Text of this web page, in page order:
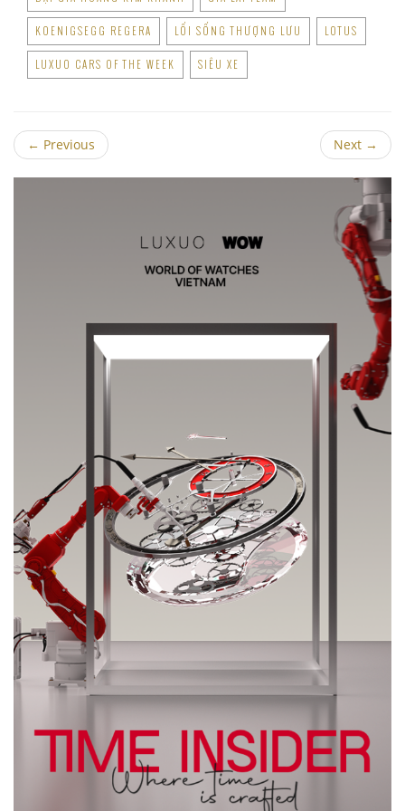
KOENIGSEGG REGERA LỐI SỐNG THƯỢNG LƯU LOTUS
LUXUO CARS OF THE WEEK SIÊU XE
← Previous Next →